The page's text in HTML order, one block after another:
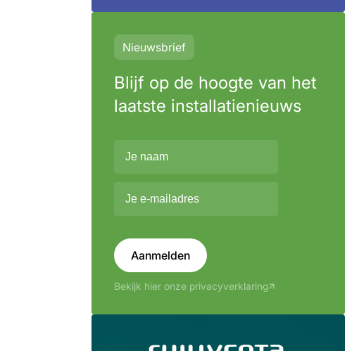
Nieuwsbrief
Blijf op de hoogte van het
laatste installatienieuws
Aanmelden
Bekijk hier onze privacyverklaring